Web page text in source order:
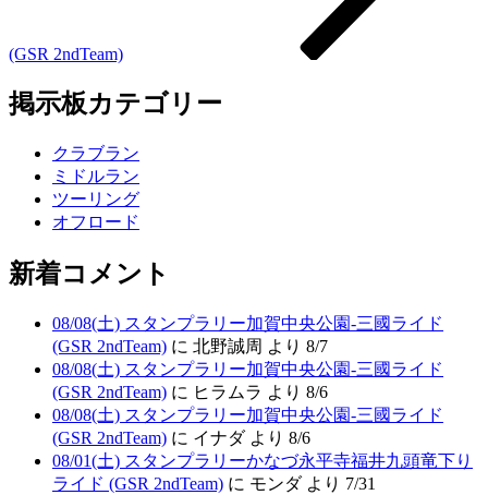
(GSR 2ndTeam)
掲示板カテゴリー
クラブラン
ミドルラン
ツーリング
オフロード
新着コメント
08/08(土) スタンプラリー加賀中央公園-三國ライド
(GSR 2ndTeam) に 北野誠周 より 8/7
08/08(土) スタンプラリー加賀中央公園-三國ライド
(GSR 2ndTeam) に ヒラムラ より 8/6
08/08(土) スタンプラリー加賀中央公園-三國ライド
(GSR 2ndTeam) に イナダ より 8/6
08/01(土) スタンプラリーかなづ永平寺福井九頭竜下り
ライド (GSR 2ndTeam) に モンダ より 7/31